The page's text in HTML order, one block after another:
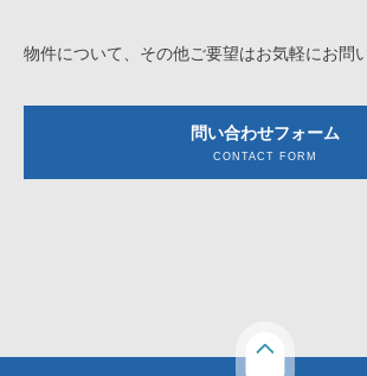
物件について、その他ご要望はお気軽にお問
問い合わせフォーム
CONTACT FORM